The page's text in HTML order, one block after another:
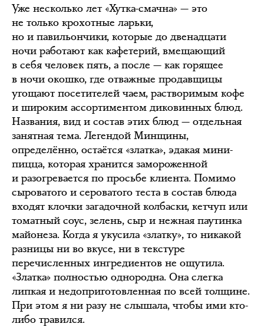
Уже несколько лет «Хутка-смачна» — это
не только крохотные ларьки,
но и павильончики, которые до двенадцати
ночи работают как кафетерий, вмещающий
в себя человек пять, а после — как горящее
в ночи окошко, где отважные продавщицы
угощают посетителей чаем, растворимым кофе
и широким ассортиментом диковинных блюд.
Названия, вид и состав этих блюд — отдельная
занятная тема. Легендой Минщины,
определённо, остаётся «златка», эдакая мини-
пицца, которая хранится замороженной
и разогревается по просьбе клиента. Помимо
сыроватого и сероватого теста в состав блюда
входят клочки загадочной колбаски, кетчуп или
томатный соус, зелень, сыр и нежная паутинка
майонеза. Когда я укусила «златку», то никакой
разницы ни во вкусе, ни в текстуре
перечисленных ингредиентов не ощутила.
«Златка» полностью однородна. Она слегка
липкая и недоприготовленная по всей толщине.
При этом я ни разу не слышала, чтобы ими кто-
либо травился.